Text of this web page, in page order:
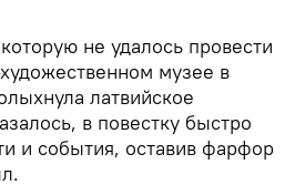
не удалось провести
музее в
латвийское
в повестку быстро
и события, оставив фарфор